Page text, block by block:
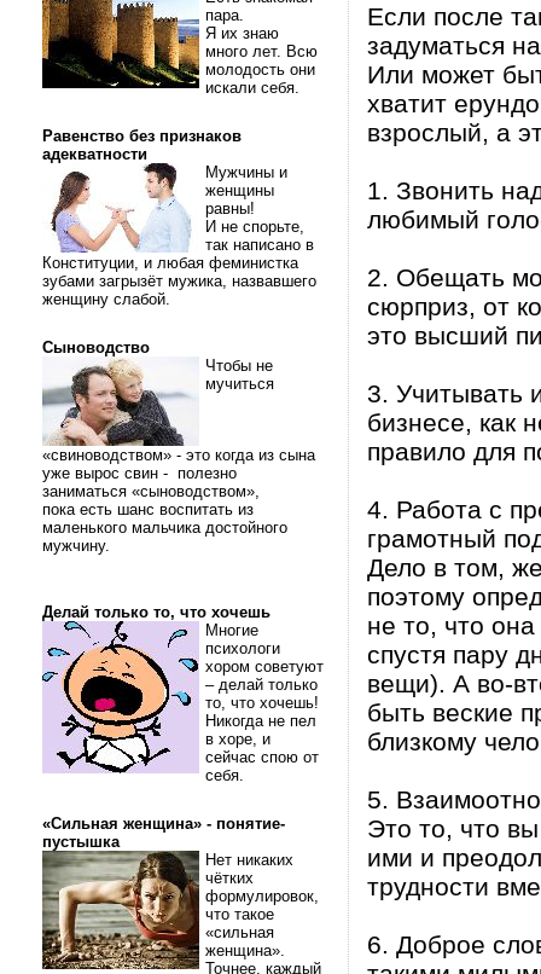
пара.
Я их знаю
много лет. Всю
молодость они
искали себя.
Равенство без признаков
адекватности
Мужчины и
женщины
равны!
И не спорьте,
так написано в
Конституции, и любая феминистка
зубами загрызёт мужика, назвавшего
женщину слабой.
Сыноводство
Чтобы не
мучиться
«свиноводством» - это когда из сына
уже вырос свин - полезно
заниматься «сыноводством»,
пока есть шанс воспитать из
маленького мальчика достойного
мужчину.
Делай только то, что хочешь
Многие
психологи
хором советуют
– делай только
то, что хочешь!
Никогда не пел
в хоре, и
сейчас спою от
себя.
«Сильная женщина» - понятие-
пустышка
Нет никаких
чётких
формулировок,
что такое
«сильная
женщина».
Точнее, каждый
Если после
задуматься
Или может
хватит
взрослый, а
1. Звонить
любимый
2. Обещать
сюрприз, от
это высший
3. Учитывать
бизнесе, как
правило для
4. Работа с
грамотный
Дело в том,
поэтому
не то, что
спустя пару
вещи). А во-
быть веские
близкому
5.
Это то, что
ими и
трудности
6. Доброе